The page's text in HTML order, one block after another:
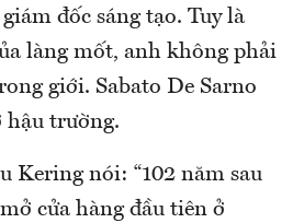
đốc sáng tạo. Tuy là
làng mốt, anh không phải
giới. Sabato De Sarno
hậu trường.
Kering nói: “102 năm sau
cửa hàng đầu tiên ở